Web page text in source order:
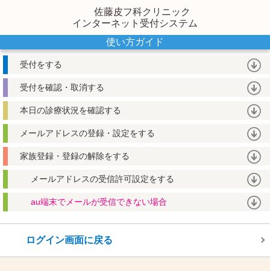
佐藤皮フ科クリニック
インターネット受付システム
使い方ガイド
受付をする
受付を確認・取消する
本日の診療状況を確認する
メールアドレスの登録・設定をする
家族登録・登録の解除をする
メールアドレスの受信許可設定をする
au端末でメールが受信できない場合
ログイン画面に戻る